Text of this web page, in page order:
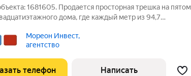
1681605. Продается просторная трешка на пятом
дома, где каждый метр из 94,7
стандартной отделкой, но с огромным потенциалом,
Мореон Инвест,
агентство
телефон Написать